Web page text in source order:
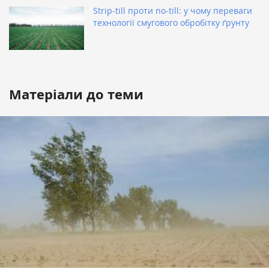
Strip-till проти no-till: у чому переваги
технології смугового обробітку ґрунту
Матеріали до теми